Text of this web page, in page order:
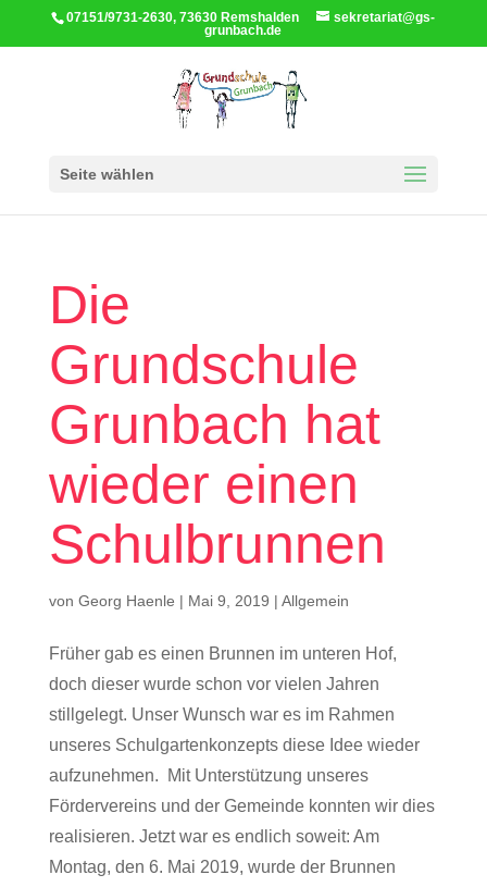
07151/9731-2630, 73630 Remshalden
sekretariat@gs-
grunbach.de
Seite wählen
Die
Grundschule
Grunbach hat
wieder einen
Schulbrunnen
von Georg Haenle | Mai 9, 2019 | Allgemein
Früher gab es einen Brunnen im unteren Hof,
doch dieser wurde schon vor vielen Jahren
stillgelegt. Unser Wunsch war es im Rahmen
unseres Schulgartenkonzepts diese Idee wieder
aufzunehmen. Mit Unterstützung unseres
Fördervereins und der Gemeinde konnten wir dies
realisieren. Jetzt war es endlich soweit: Am
Montag, den 6. Mai 2019, wurde der Brunnen